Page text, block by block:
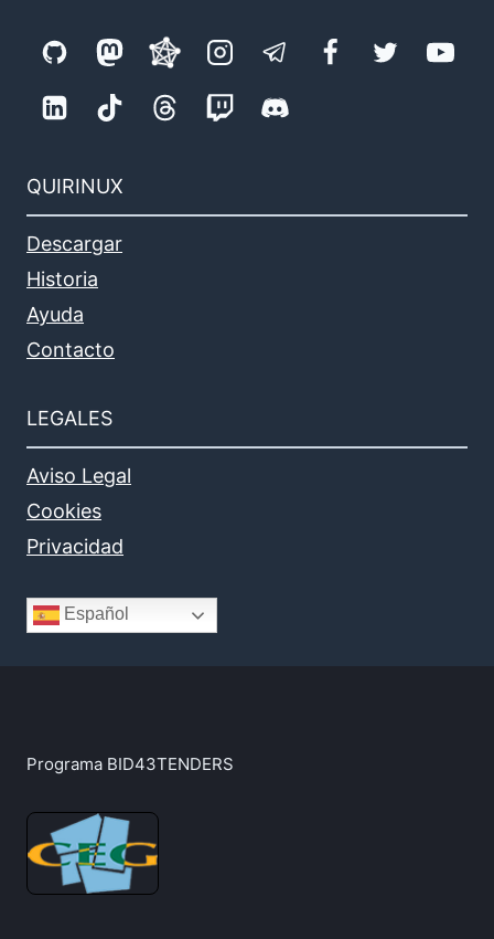
QUIRINUX
Descargar
Historia
Ayuda
Contacto
LEGALES
Aviso Legal
Cookies
Privacidad
Español
Programa BID43TENDERS